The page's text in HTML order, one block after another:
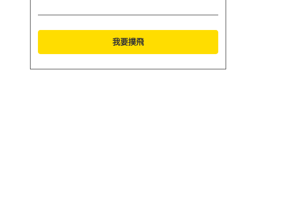
我要撲飛